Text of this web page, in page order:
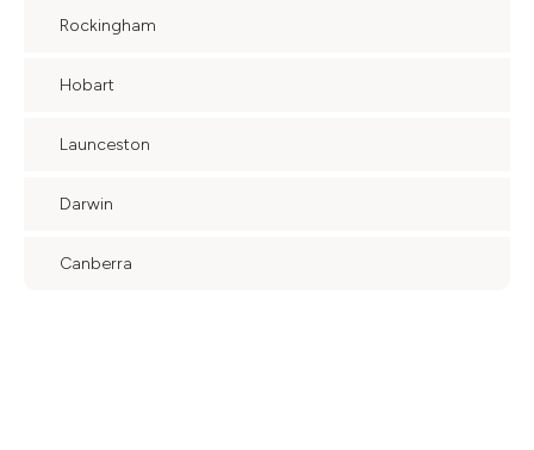
Rockingham
Hobart
Launceston
Darwin
Canberra